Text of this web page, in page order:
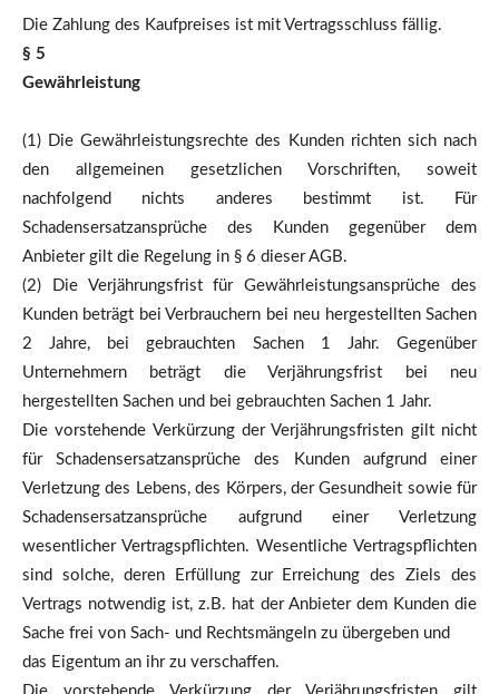
Die Zahlung des Kaufpreises ist mit Vertragsschluss fällig.
§ 5
Gewährleistung
(1) Die Gewährleistungsrechte des Kunden richten sich nach
den allgemeinen gesetzlichen Vorschriften, soweit
nachfolgend nichts anderes bestimmt ist. Für
Schadensersatzansprüche des Kunden gegenüber dem
Anbieter gilt die Regelung in § 6 dieser AGB.
(2) Die Verjährungsfrist für Gewährleistungsansprüche des
Kunden beträgt bei Verbrauchern bei neu hergestellten Sachen
2 Jahre, bei gebrauchten Sachen 1 Jahr. Gegenüber
Unternehmern beträgt die Verjährungsfrist bei neu
hergestellten Sachen und bei gebrauchten Sachen 1 Jahr.
Die vorstehende Verkürzung der Verjährungsfristen gilt nicht
für Schadensersatzansprüche des Kunden aufgrund einer
Verletzung des Lebens, des Körpers, der Gesundheit sowie für
Schadensersatzansprüche aufgrund einer Verletzung
wesentlicher Vertragspflichten. Wesentliche Vertragspflichten
sind solche, deren Erfüllung zur Erreichung des Ziels des
Vertrags notwendig ist, z.B. hat der Anbieter dem Kunden die
Sache frei von Sach- und Rechtsmängeln zu übergeben und
das Eigentum an ihr zu verschaffen.